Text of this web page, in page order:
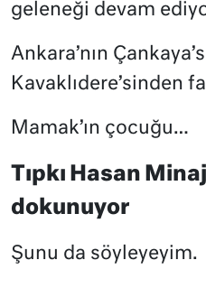
geleneği devam
Ankara’nın
Kavaklıdere’sinden
Mamak’ın çocuğu…
Tıpkı Hasan
dokunuyor
Şunu da söyleyeyim.